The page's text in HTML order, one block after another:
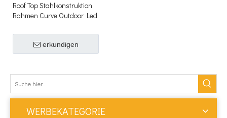
Roof Top Stahlkonstruktion
Rahmen Curve Outdoor Led
Werbeschilder
erkundigen
WERBEKATEGORIE